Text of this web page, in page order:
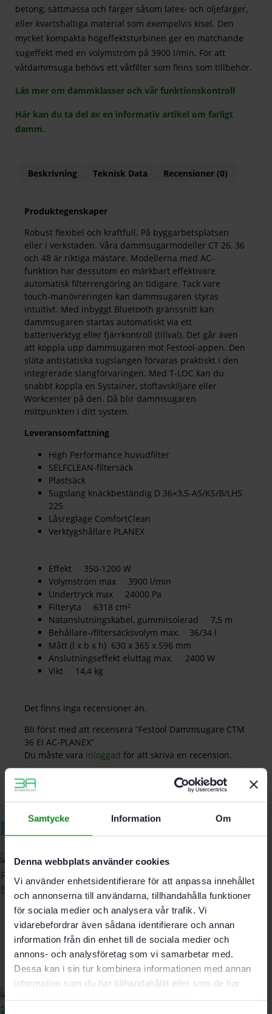
Samtycke Information Om
Denna webbplats använder cookies
Vi använder enhetsidentifierare för att anpassa innehållet
och annonserna till användarna, tillhandahålla funktioner
för sociala medier och analysera vår trafik. Vi
vidarebefordrar även sådana identifierare och annan
information från din enhet till de sociala medier och
annons- och analysföretag som vi samarbetar med.
Dessa kan i sin tur kombinera informationen med annan
information som du har tillhandahållit eller som de har
betong, sättmassa och färger såsom latex- och oljefärger,
eller kvartshaltiga material som exempelvis kisel. Den
mycket kompakta högeffektsturbinen ger en matchande
sugeffekt med en volymström på 3900 l/min. För att
våtdammsuga behövs ett våtfilter som finns som tillbehör.
Läs mer om dammklasser och vår funktionskontroll
Här kan du ta del av en informativ artikel om farligt
damm.
Beskrivning Teknisk Data Recensioner (0)
Produktegenskaper
Robust flexibel och kraftfull. På byggarbetsplatsen
eller i verkstaden. Våra dammsugarmodeller CT 26, 36
och 48 är riktiga mästare. Modellerna med AC-
funktion har dessutom en märkbart effektivare
automatisk filterrengöring än tidigare. Tack vare
touch-manövreringen kan dammsugaren styras
intuitivt. Med inbyggt Bluetooth gränssnitt kan
dammsugaren startas automatiskt via ett
batteriverktyg eller fjärrkontroll (tillval). Det går även
att koppla upp dammsugaren mot Festool-appen. Den
släta antistatiska sugslangen förvaras praktiskt i den
integrerade slangförvaringen. Med T-LOC kan du
snabbt koppla en Systainer, stoftavskiljare eller
Workcenter på den. Då blir dammsugaren
mittpunkten i ditt system.
Leveransomfattning
High Performance huvudfilter
SELFCLEAN-filtersäck
Plastsäck
Sugslang knäckbeständig D 36×3,5-AS/KS/B/LHS
225
Låsreglage ComfortClean
Verktygshållare PLANEX
Effekt 350-1200 W
Volymström max 3900 l/min
Undertryck max 24000 Pa
Filteryta 6318 cm²
Nätanslutningskabel, gummiisolerad 7,5 m
Behållare-/filtersäcksvolym max. 36/34 l
Mått (l x b x h) 630 x 365 x 596 mm
Anslutningseffekt eluttag max. 2400 W
Vikt 14,4 kg
Det finns inga recensioner än.
Bli först med att recensera ”Festool Dammsugare CTM
36 EI AC-PLANEX”
Du måste vara inloggad för att skriva en recension.
Relaterade produkter
Festool Standardstädset
RS-ST D 27/36-Plus
1426kr